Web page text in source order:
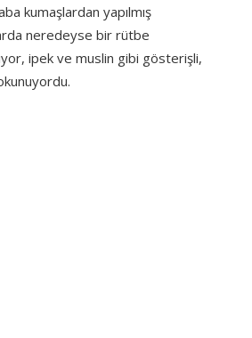
kumaşlardan yapılmış
neredeyse bir rütbe
ipek ve muslin gibi gösterişli,